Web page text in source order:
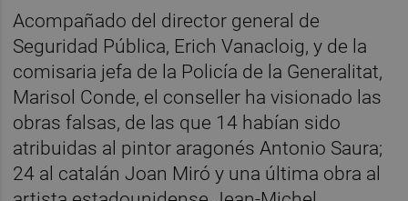
Acompañado del director general de
Seguridad Pública, Erich Vanacloig, y de la
comisaria jefa de la Policía de la Generalitat,
Marisol Conde, el conseller ha visionado las
obras falsas, de las que 14 habían sido
atribuidas al pintor aragonés Antonio Saura;
24 al catalán Joan Miró y una última obra al